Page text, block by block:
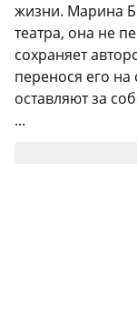
жизни. Марина
театра, она не
сохраняет
перенося его на
оставляют за
...